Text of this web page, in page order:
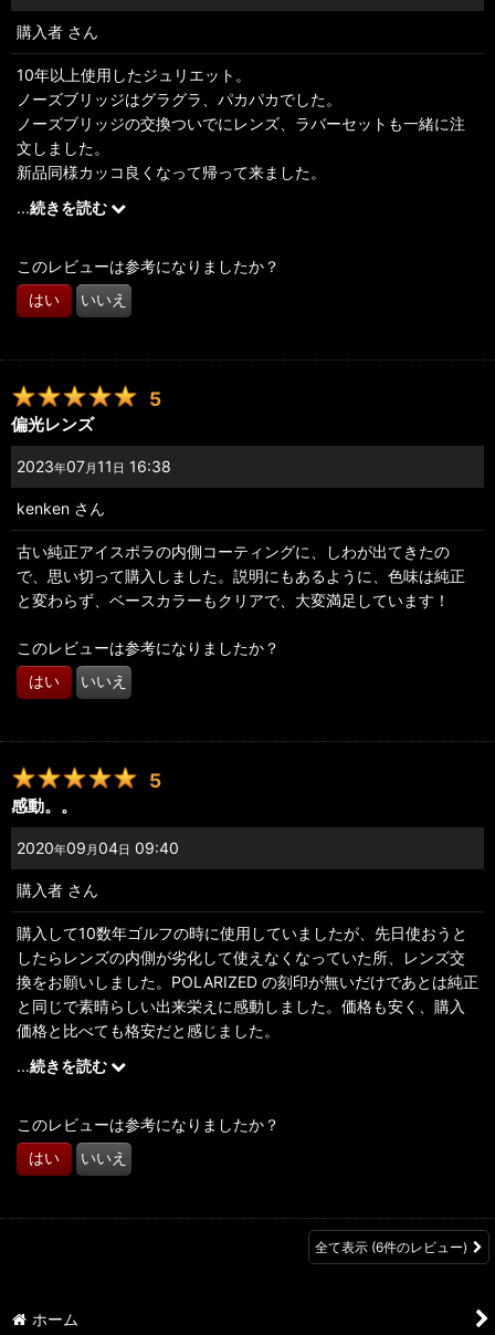
購入者 さん
10年以上使用したジュリエット。
ノーズブリッジはグラグラ、パカパカでした。
ノーズブリッジの交換ついでにレンズ、ラバーセットも一緒に注
文しました。
新品同様カッコ良くなって帰って来ました。
ありがとうございました。また利用させて頂きたいと思います。
...続きを読む
このレビューは参考になりましたか？
はい いいえ
5
偏光レンズ
2023年07月 11 日 16:38
kenken さん
古い純正アイスポラの内側コーティングに、しわが出てきたの
で、思い切って購入しました。説明にもあるように、色味は純正
と変わらず、ベースカラーもクリアで、大変満足しています！
このレビューは参考になりましたか？
はい いいえ
5
感動。。
2020年09 月04日 09:40
購入者 さん
購入して10数年ゴルフの時に使用していましたが、先日使おうと
したらレンズの内側が劣化して使えなくなっていた所、レンズ交
換をお願いしました。POLARIZED の刻印が無いだけであとは純正
と同じで素晴らしい出来栄えに感動しました。価格も安く、購入
価格と比べても格安だと感じました。
また、宜しくお願い致します。
...続きを読む
このレビューは参考になりましたか？
はい いいえ
全て表示 (6件のレビュー)
ホーム